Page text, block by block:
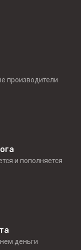
производители
и пополняется
деньги